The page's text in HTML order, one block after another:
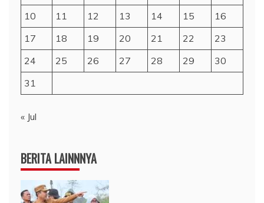
10
11 12 13 14 15
16
17
18 19 20 21 22
23
24
25 26 27 28 29
30
31
« Jul
BERITA LAINNNYA